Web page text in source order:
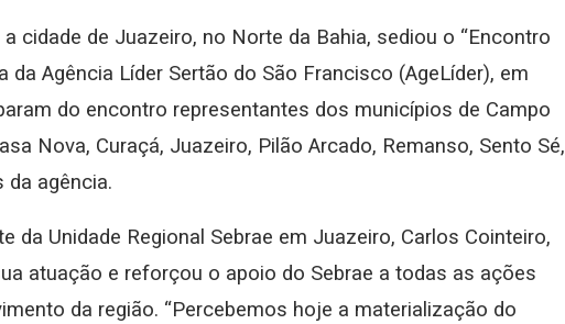
cidade de Juazeiro, no Norte da Bahia, sediou o “Encontro
da Agência Líder Sertão do São Francisco (AgeLíder), em
do encontro representantes dos municípios de Campo
Nova, Curaçá, Juazeiro, Pilão Arcado, Remanso, Sento Sé,
da agência.
da Unidade Regional Sebrae em Juazeiro, Carlos Cointeiro,
atuação e reforçou o apoio do Sebrae a todas as ações
da região. “Percebemos hoje a materialização do